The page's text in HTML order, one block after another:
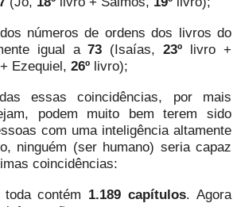
números de ordens dos livros do
igual a73 (Isaías,23º livro +
Ezequiel, 26º livro);
essas coincidências, por mais
podem muito bem terem sido
com uma inteligência altamente
ninguém (ser humano) seria capaz
coincidências:
contém 1.189 capítulos. Agora